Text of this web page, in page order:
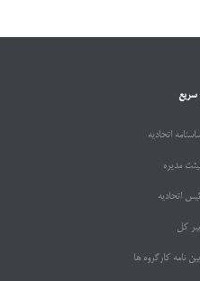
سریع
اتحادیه
مدیره
اتحادیه
کل
نامه کارگروه ها